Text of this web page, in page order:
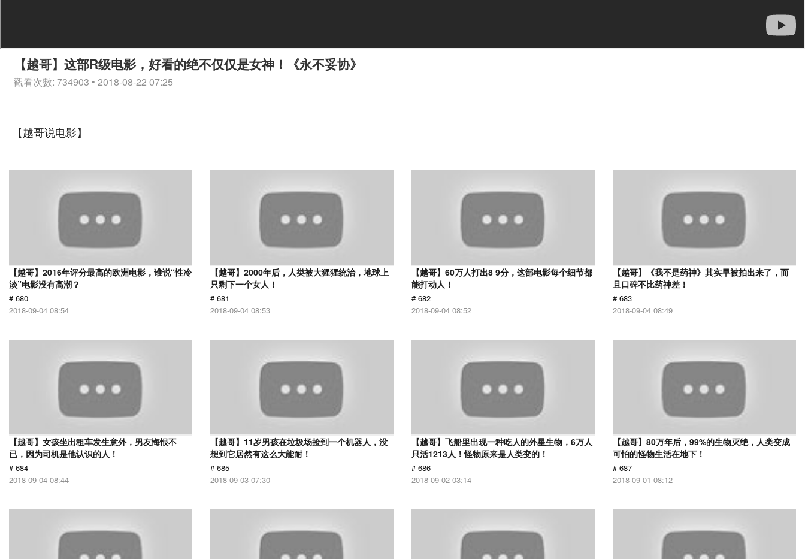
【越哥】这部R级电影，好看的绝不仅仅是女神！《永不妥协》
觀看次數: 734903 • 2018-08-22 07:25
【越哥说电影】
【越哥】2016年评分最高的欧洲电影，谁说“性冷
淡”电影没有高潮？
# 680
2018-09-04 08:54
【越哥】2000年后，人类被大猩猩统治，地球上
只剩下一个女人！
# 681
2018-09-04 08:53
【越哥】60万人打出8 9分，这部电影每个细节都
能打动人！
# 682
2018-09-04 08:52
【越哥】《我不是药神》其实早被拍出来了，而
且口碑不比药神差！
# 683
2018-09-04 08:49
【越哥】女孩坐出租车发生意外，男友悔恨不
已，因为司机是他认识的人！
# 684
2018-09-04 08:44
【越哥】11岁男孩在垃圾场捡到一个机器人，没
想到它居然有这么大能耐！
# 685
2018-09-03 07:30
【越哥】飞船里出现一种吃人的外星生物，6万人
只活1213人！怪物原来是人类变的！
# 686
2018-09-02 03:14
【越哥】80万年后，99%的生物灭绝，人类变成
可怕的怪物生活在地下！
# 687
2018-09-01 08:12